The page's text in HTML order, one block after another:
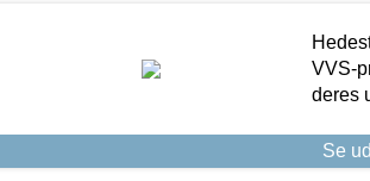
VVS-
deres
Se